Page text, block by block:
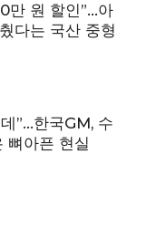
만 원 할인”…아
다는 국산 중형
”…한국GM, 수
뼈아픈 현실